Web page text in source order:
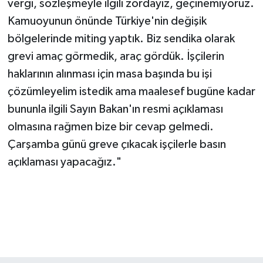
vergi, sözleşmeyle ilgili zordayız, geçinemiyoruz.
Kamuoyunun önünde Türkiye'nin değişik
bölgelerinde miting yaptık. Biz sendika olarak
grevi amaç görmedik, araç gördük. İşçilerin
haklarının alınması için masa başında bu işi
çözümleyelim istedik ama maalesef bugüne kadar
bununla ilgili Sayın Bakan'ın resmi açıklaması
olmasına rağmen bize bir cevap gelmedi.
Çarşamba günü greve çıkacak işçilerle basın
açıklaması yapacağız."